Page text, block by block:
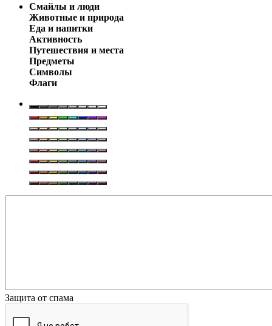
Смайлы и люди
Животные и природа
Еда и напитки
Активность
Путешествия и места
Предметы
Символы
Флаги
Защита от спама